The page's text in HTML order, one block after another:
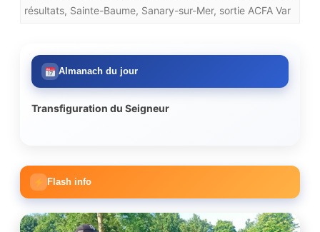
résultats, Sainte-Baume, Sanary-sur-Mer, sortie ACFA Var
Almanach du jour
Transfiguration du Seigneur
Flash info